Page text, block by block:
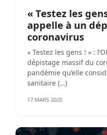
« Testez les
appelle à un
coronavirus
« Testez les gens ! » :
dépistage massif du
pandémie qu’elle
sanitaire (…)
17 MARS 2020